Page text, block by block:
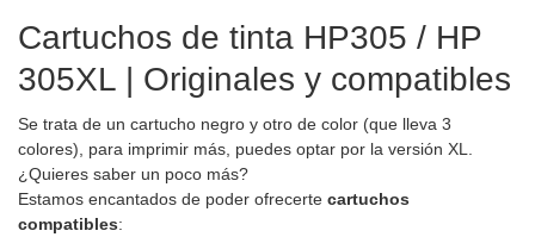
Cartuchos de tinta HP305 / HP
305XL | Originales y compatibles
Se trata de un cartucho negro y otro de color (que lleva 3
colores), para imprimir más, puedes optar por la versión XL.
¿Quieres saber un poco más?
Estamos encantados de poder ofrecerte cartuchos
compatibles: